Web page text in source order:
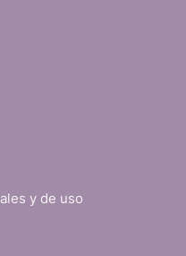
y de uso